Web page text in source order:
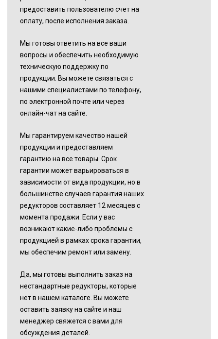
предоставить пользователю счет на
оплату, после исполнения заказа.
Мы готовы ответить на все ваши
вопросы и обеспечить необходимую
техническую поддержку по
продукции. Вы можете связаться с
нашими специалистами по телефону,
по электронной почте или через
онлайн-чат на сайте.
Мы гарантируем качество нашей
продукции и предоставляем
гарантию на все товары. Срок
гарантии может варьироваться в
зависимости от вида продукции, но в
большинстве случаев гарантия наших
редукторов составляет 12 месяцев с
момента продажи. Если у вас
возникают какие-либо проблемы с
продукцией в рамках срока гарантии,
мы обеспечим ремонт или замену.
Да, мы готовы выполнить заказ на
нестандартные редукторы, которые
нет в нашем каталоге. Вы можете
оставить заявку на сайте и наш
менеджер свяжется с вами для
обсуждения деталей.